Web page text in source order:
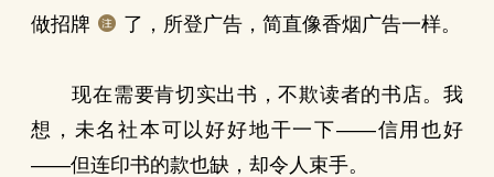
做招牌
了，所登广告，简直像香烟广告一样。
现在需要肯切实出书，不欺读者的书店。我
想，未名社本可以好好地干一下——信用也好
——但连印书的款也缺，却令人束手。